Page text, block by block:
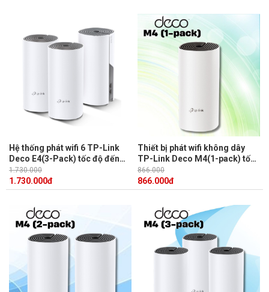
Hệ thống phát wifi 6 TP-Link
Deco E4(3-Pack) tốc độ đến
300 Mbps trên 2.4 GHz và 867
Mbps trên 5 GHz
1.730.000
1.730.000đ
Thiết bị phát wifi không dây
TP-Link Deco M4(1-pack) tốc
độ đến 300 Mbps trên 2.4 GHz
và 867 Mbps trên 5 GHz
866.000
866.000đ